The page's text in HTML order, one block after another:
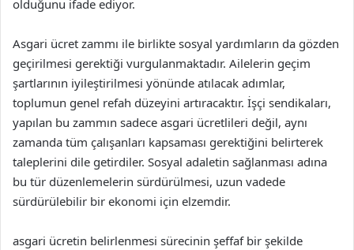
olduğunu ifade ediyor.
Asgari ücret zammı ile birlikte sosyal yardımların da gözden
geçirilmesi gerektiği vurgulanmaktadır. Ailelerin geçim
şartlarının iyileştirilmesi yönünde atılacak adımlar,
toplumun genel refah düzeyini artıracaktır. İşçi sendikaları,
yapılan bu zammın sadece asgari ücretlileri değil, aynı
zamanda tüm çalışanları kapsaması gerektiğini belirterek
taleplerini dile getirdiler. Sosyal adaletin sağlanması adına
bu tür düzenlemelerin sürdürülmesi, uzun vadede
sürdürülebilir bir ekonomi için elzemdir.
asgari ücretin belirlenmesi sürecinin şeffaf bir şekilde